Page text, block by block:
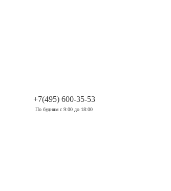
+7(495) 600-35-53
По будням с 9:00 до 18:00